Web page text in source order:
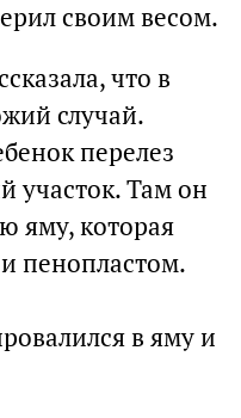
своим весом.
что в
случай.
перелез
участок. Там он
яму, которая
пенопластом.
в яму и